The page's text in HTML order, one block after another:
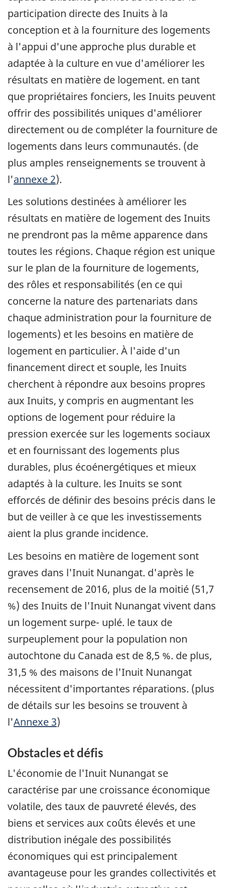
participation directe des Inuits à la
conception et à la fourniture des logements
à l'appui d'une approche plus durable et
adaptée à la culture en vue d'améliorer les
résultats en matière de logement. en tant
que propriétaires fonciers, les Inuits peuvent
offrir des possibilités uniques d'améliorer
directement ou de compléter la fourniture de
logements dans leurs communautés. (de
plus amples renseignements se trouvent à
l'annexe 2).
Les solutions destinées à améliorer les
résultats en matière de logement des Inuits
ne prendront pas la même apparence dans
toutes les régions. Chaque région est unique
sur le plan de la fourniture de logements,
des rôles et responsabilités (en ce qui
concerne la nature des partenariats dans
chaque administration pour la fourniture de
logements) et les besoins en matière de
logement en particulier. À l'aide d'un
ﬁnancement direct et souple, les Inuits
cherchent à répondre aux besoins propres
aux Inuits, y compris en augmentant les
options de logement pour réduire la
pression exercée sur les logements sociaux
et en fournissant des logements plus
durables, plus écoénergétiques et mieux
adaptés à la culture. les Inuits se sont
efforcés de déﬁnir des besoins précis dans le
but de veiller à ce que les investissements
aient la plus grande incidence.
Les besoins en matière de logement sont
graves dans l'Inuit Nunangat. d'après le
recensement de 2016, plus de la moitié (51,7
%) des Inuits de l'Inuit Nunangat vivent dans
un logement surpe- uplé. le taux de
surpeuplement pour la population non
autochtone du Canada est de 8,5 %. de plus,
31,5 % des maisons de l'Inuit Nunangat
nécessitent d'importantes réparations. (plus
de détails sur les besoins se trouvent à
l'Annexe 3)
Obstacles et défis
L'économie de l'Inuit Nunangat se
caractérise par une croissance économique
volatile, des taux de pauvreté élevés, des
biens et services aux coûts élevés et une
distribution inégale des possibilités
économiques qui est principalement
avantageuse pour les grandes collectivités et